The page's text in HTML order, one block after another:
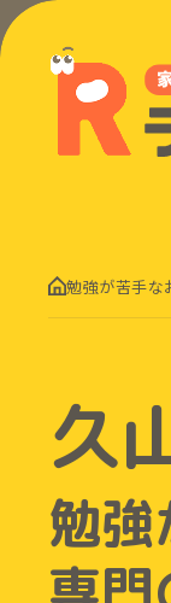
勉強が苦手
久
勉